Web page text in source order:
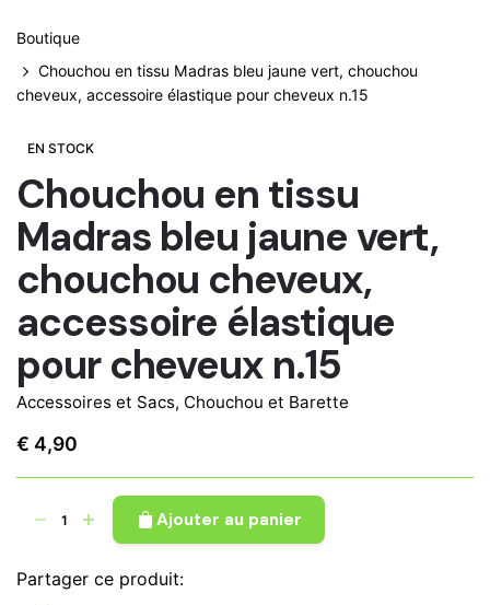
Boutique
Chouchou en tissu Madras bleu jaune vert, chouchou
cheveux, accessoire élastique pour cheveux n.15
EN STOCK
Chouchou en tissu
Madras bleu jaune vert,
chouchou cheveux,
accessoire élastique
pour cheveux n.15
Accessoires et Sacs, Chouchou et Barette
€ 4,90
en
Ajouter au panier
Partager ce produit: